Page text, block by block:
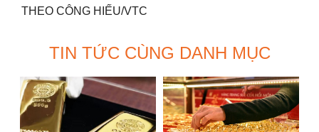
THEO CÔNG HIẾU/VTC
TIN TỨC CÙNG DANH MỤC